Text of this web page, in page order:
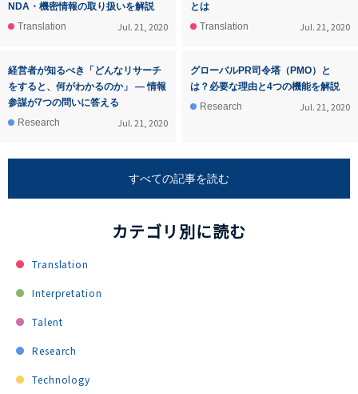
NDA・機密情報の取り扱いを解説
Translation
Jul. 21, 2020
とは
Translation
Jul. 21, 2020
経営者が知るべき「どんなリサーチ
をすると、何がわかるのか」 ― 情報
参謀が7つの問いに答える
Research
Jul. 21, 2020
グローバルPR司令塔（PMO）と
は？必要な理由と4つの機能を解説
Research
Jul. 21, 2020
すべての記事を読む
カテゴリ別に読む
Translation
Interpretation
Talent
Research
Technology